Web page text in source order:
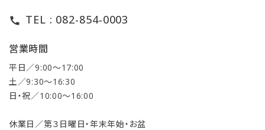
call TEL : 082-854-0003
営業時間
平日／9:00〜17:00
土／9:30〜16:30
日・祝／10:00〜16:00
休業日／第３日曜日・年末年始・お盆